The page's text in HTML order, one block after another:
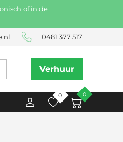
of in de
0481 377 517
Verhuur
0 0